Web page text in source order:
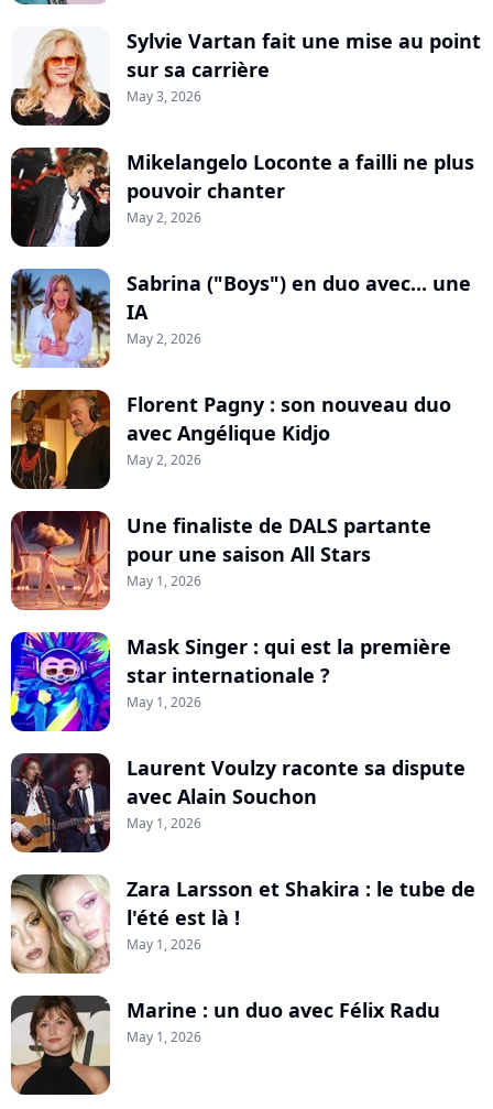
Sylvie Vartan fait une mise au point
sur sa carrière
May 3, 2026
Mikelangelo Loconte a failli ne plus
pouvoir chanter
May 2, 2026
Sabrina ("Boys") en duo avec... une
IA
May 2, 2026
Florent Pagny : son nouveau duo
avec Angélique Kidjo
May 2, 2026
Une finaliste de DALS partante
pour une saison All Stars
May 1, 2026
Mask Singer : qui est la première
star internationale ?
May 1, 2026
Laurent Voulzy raconte sa dispute
avec Alain Souchon
May 1, 2026
Zara Larsson et Shakira : le tube de
l'été est là !
May 1, 2026
Marine : un duo avec Félix Radu
May 1, 2026